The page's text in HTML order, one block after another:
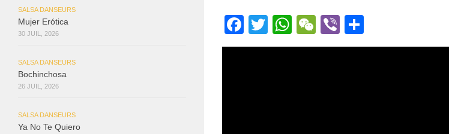
Facebook
Twitter
WhatsApp
WeChat
Viber
SALSA DANSEURS
Mujer Erótica
30 JUIL, 2026
SALSA DANSEURS
Bochinchosa
26 JUIL, 2026
SALSA DANSEURS
Ya No Te Quiero